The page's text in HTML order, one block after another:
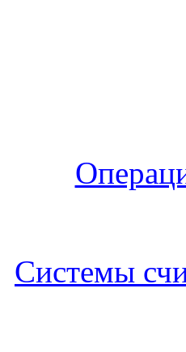
Системы